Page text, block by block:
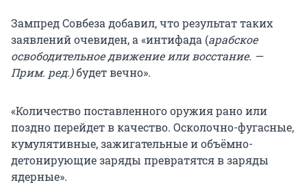
Зампред Совбеза добавил, что результат таких
заявлений очевиден, а «интифада (арабское
освободительное движение или восстание. —
Прим. ред.)будет вечно».
«Количество поставленного оружия рано или
поздно перейдет в качество. Осколочно-фугасные,
кумулятивные, зажигательные и объёмно-
детонирующие заряды превратятся в заряды
ядерные».